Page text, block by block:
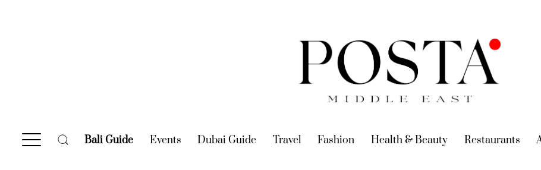
Bali Guide (current)
Events (current)
Dubai Guide (current)
Travel (current)
Fashion (current)
Health & Beauty (current)
Restaurants